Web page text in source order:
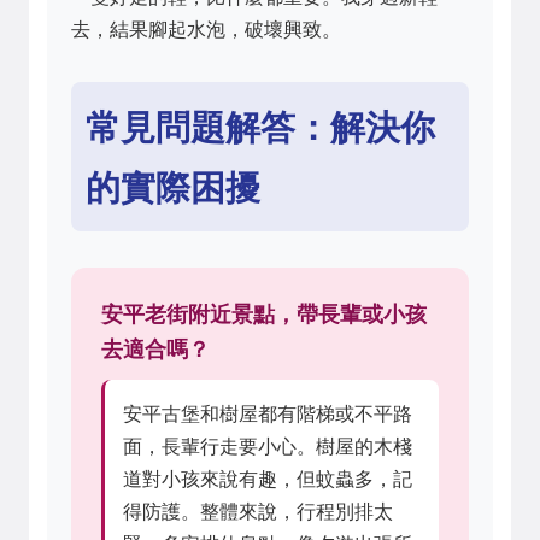
去，結果腳起水泡，破壞興致。
常見問題解答：解決你
的實際困擾
安平老街附近景點，帶長輩或小孩
去適合嗎？
安平古堡和樹屋都有階梯或不平路
面，長輩行走要小心。樹屋的木棧
道對小孩來說有趣，但蚊蟲多，記
得防護。整體來說，行程別排太